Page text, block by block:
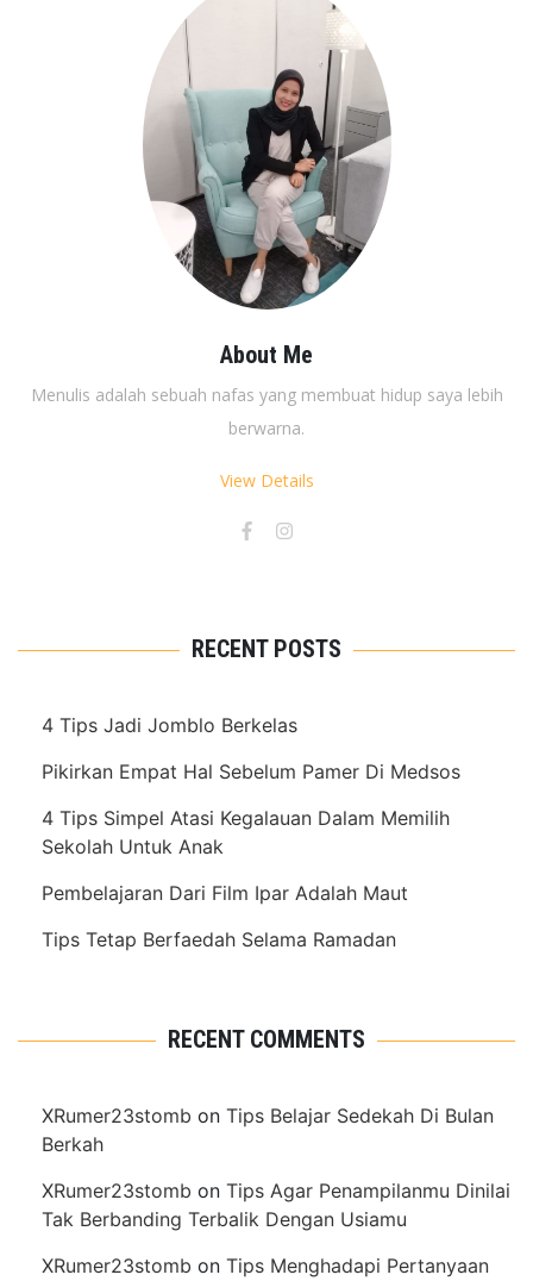
About Me
Menulis adalah sebuah nafas yang membuat hidup saya lebih
berwarna.
View Details
RECENT POSTS
4 Tips Jadi Jomblo Berkelas
Pikirkan Empat Hal Sebelum Pamer Di Medsos
4 Tips Simpel Atasi Kegalauan Dalam Memilih
Sekolah Untuk Anak
Pembelajaran Dari Film Ipar Adalah Maut
Tips Tetap Berfaedah Selama Ramadan
RECENT COMMENTS
XRumer23stomb on Tips Belajar Sedekah Di Bulan
Berkah
XRumer23stomb on Tips Agar Penampilanmu Dinilai
Tak Berbanding Terbalik Dengan Usiamu
XRumer23stomb on Tips Menghadapi Pertanyaan